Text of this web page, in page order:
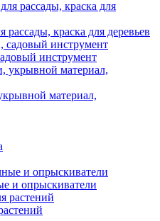
краска для деревьев
инструмент
материал,
и опрыскиватели